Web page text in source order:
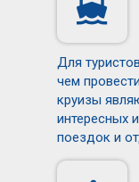
Для
чем
круизы
интересных
поездок и